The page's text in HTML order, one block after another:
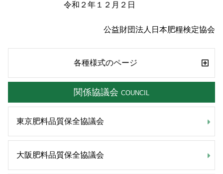
令和２年１２月２日
公益財団法人日本肥糧検定協会
各種様式のページ
関係協議会 COUNCIL
東京肥料品質保全協議会
大阪肥料品質保全協議会